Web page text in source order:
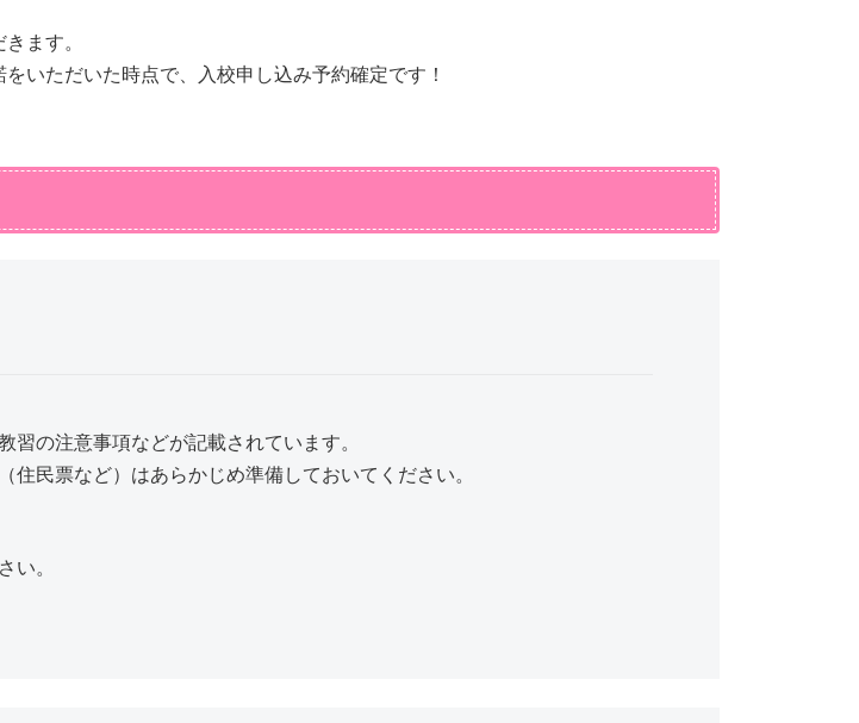
ます。
いただいた時点で、入校申し込み予約確定です！
習の注意事項などが記載されています。
民票など）はあらかじめ準備しておいてください。
い。